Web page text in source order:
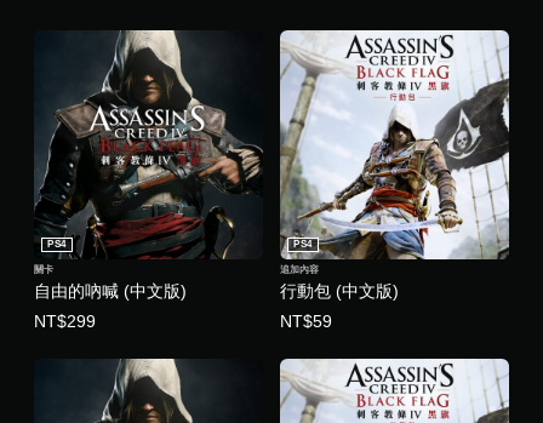
自由的吶喊 (中文版)
PS4
關卡
NT$299
行動包 (中文版)
PS4
追加內容
NT$59